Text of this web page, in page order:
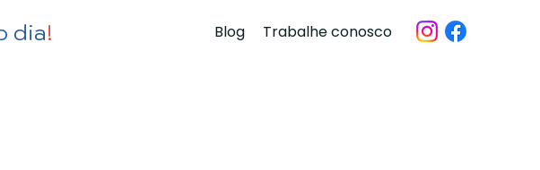
dia! Blog Trabalhe conosco